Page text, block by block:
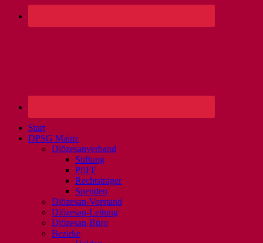
Start
DPSG Mainz
Diözesanverband
Stiftung
PfiFF
Rechtsträger
Spenden
Diözesan-Vorstand
Diözesan-Leitung
Diözesan-Büro
Bezirke